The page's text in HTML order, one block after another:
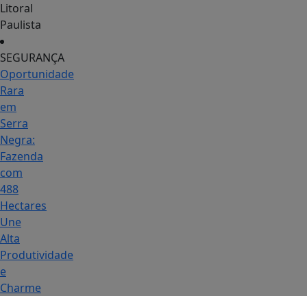
Litoral
Paulista
SEGURANÇA
Oportunidade
Rara
em
Serra
Negra:
Fazenda
com
488
Hectares
Une
Alta
Produtividade
e
Charme